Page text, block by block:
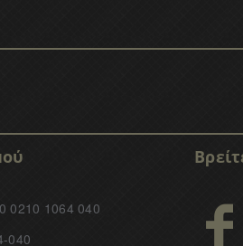
0210 1064 040
040